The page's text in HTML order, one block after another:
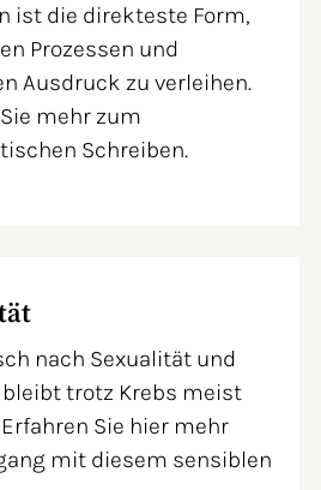
ist die direkteste Form,
Prozessen und
Ausdruck zu verleihen.
mehr zum
Schreiben.
nach Sexualität und
trotz Krebs meist
Sie hier mehr
mit diesem sensiblen